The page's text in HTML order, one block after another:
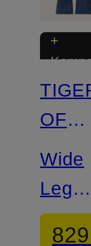
+
OF
Wide
Leg